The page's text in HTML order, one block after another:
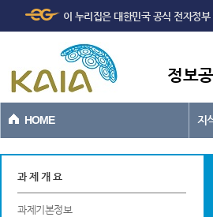
본문바로가기
이 누리집은 대한민국 공식 전자정
정보
HOME 지
과제현황
과 제 개 요
과제기본정보